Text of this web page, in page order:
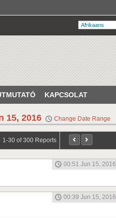
KAPCSOLAT
15, 2016 Change Date Range
1-30 of 300 Reports
00:51 Jun 15, 2016
00:39 Jun 15, 2016